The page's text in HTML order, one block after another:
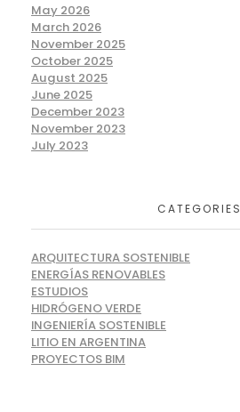
May 2026
March 2026
November 2025
October 2025
August 2025
June 2025
December 2023
November 2023
July 2023
CATEGORIES
ARQUITECTURA SOSTENIBLE
ENERGÍAS RENOVABLES
ESTUDIOS
HIDRÓGENO VERDE
INGENIERÍA SOSTENIBLE
LITIO EN ARGENTINA
PROYECTOS BIM